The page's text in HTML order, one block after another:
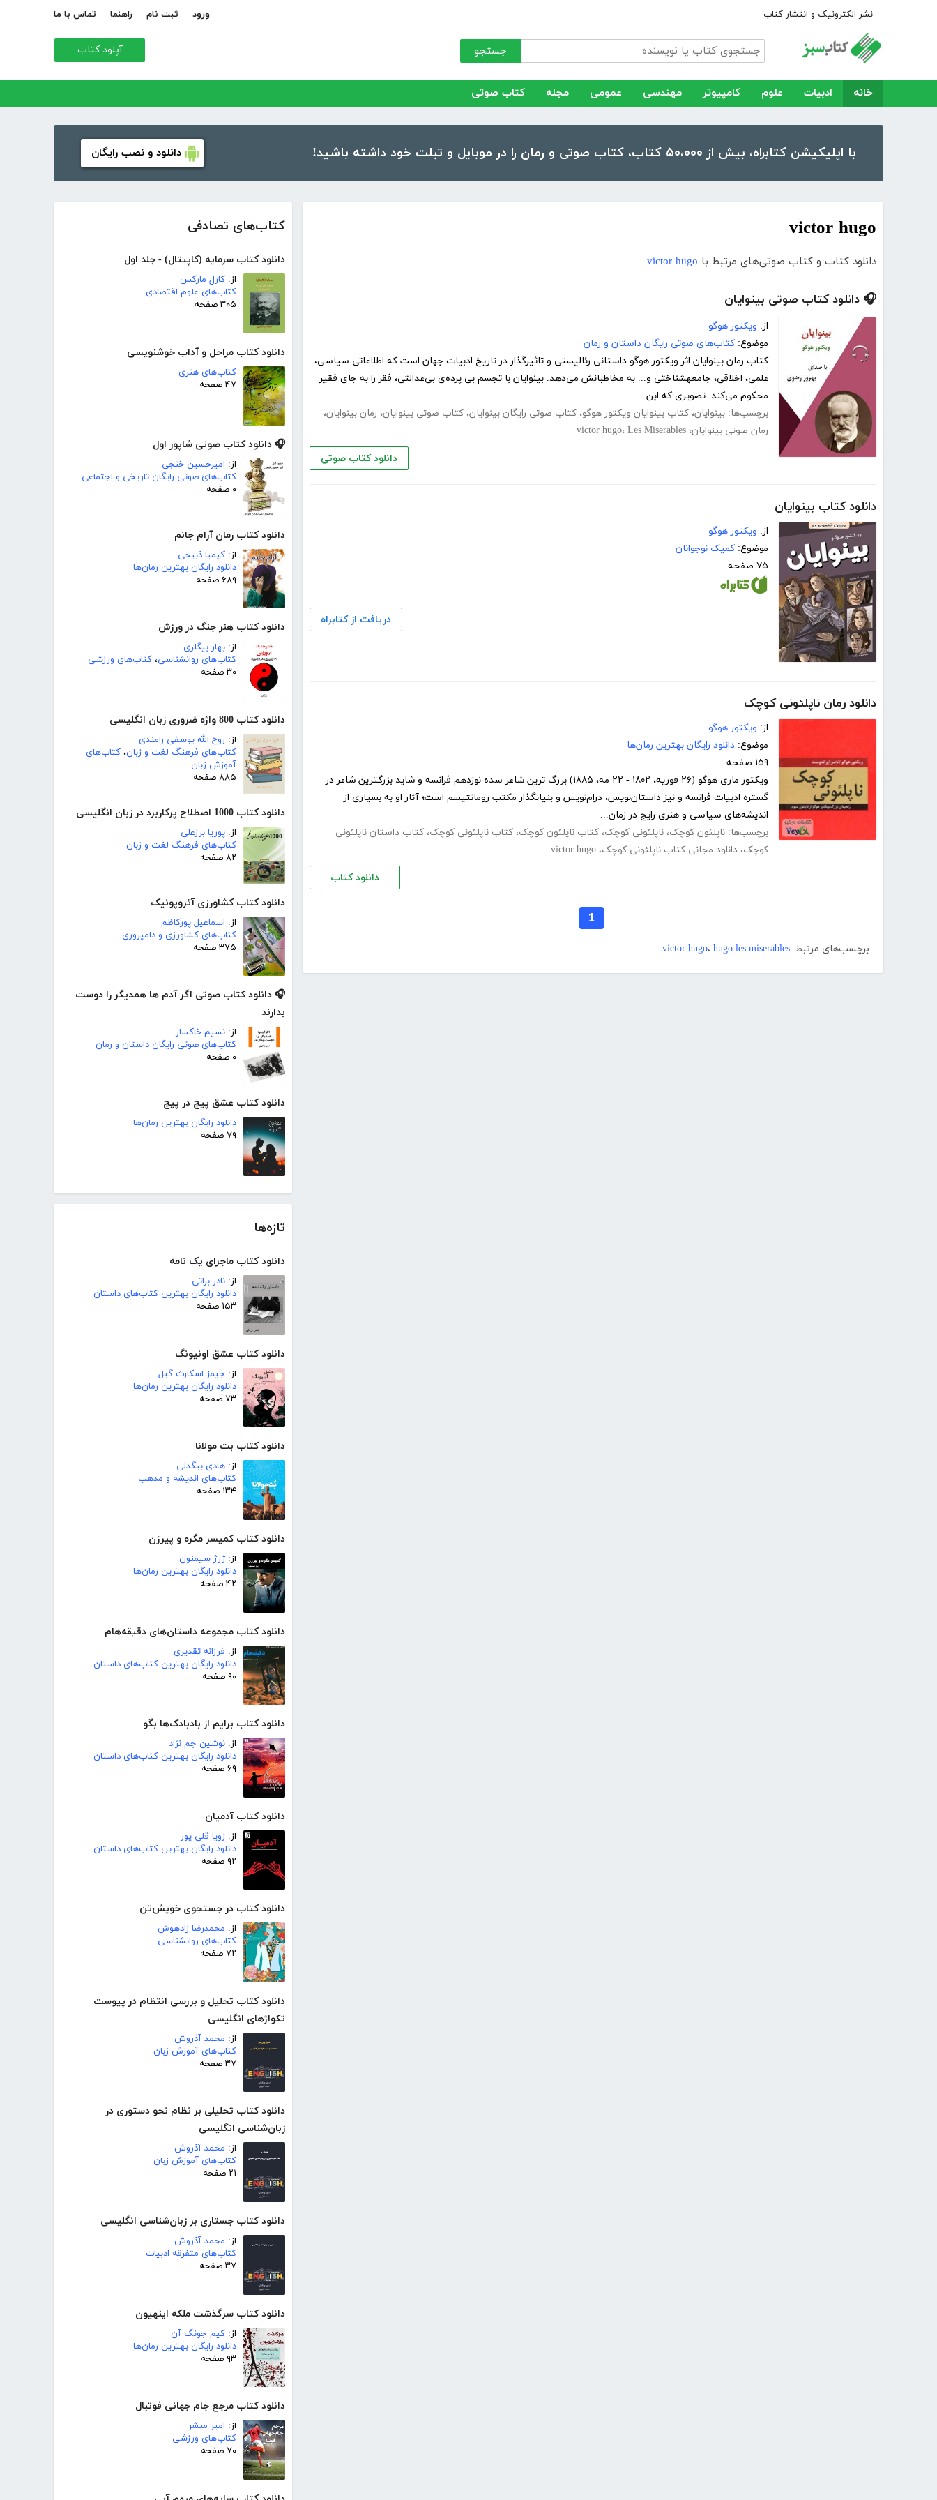
نشر الکترونیک و انتشار کتاب ورود ثبت نام راهنما تماس با ما
جستجو آپلود کتاب
خانه ادبیات علوم کامپیوتر مهندسی عمومی مجله کتاب صوتی
با اپلیکیشن کتابراه، بیش از ۵۰،۰۰۰ کتاب، کتاب صوتی و رمان را در موبایل و تبلت خود داشته باشید! دانلود و نصب رایگان
کتاب‌های تصادفی
دانلود کتاب سرمایه (کاپیتال) - جلد اول
از: کارل مارکس
کتاب‌های علوم اقتصادی
۳۰۵ صفحه
دانلود کتاب مراحل و آداب خوشنویسی
کتاب‌های هنری
۴۷ صفحه
🎧 دانلود کتاب صوتی شاپور اول
از: امیرحسین خنجی
کتاب‌های صوتی رایگان تاریخی و اجتماعی
۰ صفحه
دانلود کتاب رمان آرام جانم
از: کیمیا ذبیحی
دانلود رایگان بهترین رمان‌ها
۶۸۹ صفحه
دانلود کتاب هنر جنگ در ورزش
از: بهار بیگلری
کتاب‌های روانشناسی، کتاب‌های ورزشی
۳۰ صفحه
دانلود کتاب 800 واژه ضروری زبان انگلیسی
از: روح الله یوسفی رامندی
کتاب‌های فرهنگ لغت و زبان، کتاب‌های
آموزش زبان
۸۸۵ صفحه
دانلود کتاب 1000 اصطلاح پرکاربرد در زبان انگلیسی
از: پوریا برزعلی
کتاب‌های فرهنگ لغت و زبان
۸۲ صفحه
دانلود کتاب کشاورزی آئروپونیک
از: اسماعیل پورکاظم
کتاب‌های کشاورزی و دامپروری
۳۷۵ صفحه
🎧 دانلود کتاب صوتی اگر آدم ها همدیگر را دوست
بدارند
از: نسیم خاکسار
کتاب‌های صوتی رایگان داستان و رمان
۰ صفحه
دانلود کتاب عشق پیچ در پیچ
دانلود رایگان بهترین رمان‌ها
۷۹ صفحه
تازه‌ها
دانلود کتاب ماجرای یک نامه
از: نادر براتی
دانلود رایگان بهترین کتاب‌های داستان
۱۵۳ صفحه
دانلود کتاب عشق اونیونگ
از: جیمز اسکارث گیل
دانلود رایگان بهترین رمان‌ها
۷۳ صفحه
دانلود کتاب بت مولانا
از: هادی بیگدلی
کتاب‌های اندیشه و مذهب
۱۳۴ صفحه
دانلود کتاب کمیسر مگره و پیرزن
از:ژرژ سیمنون
دانلود رایگان بهترین رمان‌ها
۴۲ صفحه
دانلود کتاب مجموعه داستان‌های دقیقه‌هام
از: فرزانه تقدیری
دانلود رایگان بهترین کتاب‌های داستان
۹۰ صفحه
دانلود کتاب برایم از بادبادک‌ها بگو
از: نوشین جم نژاد
دانلود رایگان بهترین کتاب‌های داستان
۶۹ صفحه
دانلود کتاب آدمیان
از: زویا قلی پور
دانلود رایگان بهترین کتاب‌های داستان
۹۲ صفحه
دانلود کتاب در جستجوی خویش‌تن
از: محمدرضا زادهوش
کتاب‌های روانشناسی
۷۲ صفحه
دانلود کتاب تحلیل و بررسی انتظام در پیوست
تکواژهای انگلیسی
از: محمد آذروش
کتاب‌های آموزش زبان
۳۷ صفحه
دانلود کتاب تحلیلی بر نظام نحو دستوری در
زبان‌شناسی انگلیسی
از: محمد آذروش
کتاب‌های آموزش زبان
۲۱ صفحه
دانلود کتاب جستاری بر زبان‌شناسی انگلیسی
از: محمد آذروش
کتاب‌های متفرقه ادبیات
۳۷ صفحه
دانلود کتاب سرگذشت ملکه اینهیون
از: کیم جونگ آن
دانلود رایگان بهترین رمان‌ها
۹۳ صفحه
دانلود کتاب مرجع جام جهانی فوتبال
از: امیر مبشر
کتاب‌های ورزشی
۷۰ صفحه
victor hugo
دانلود کتاب و کتاب صوتی‌های مرتبط با victor hugo
🎧 دانلود کتاب صوتی بینوایان
از: ویکتور هوگو
موضوع: کتاب‌های صوتی رایگان داستان و رمان
کتاب رمان بینوایان اثر ویکتور هوگو داستانی رئالیستی و تاثیرگذار در تاریخ ادبیات جهان است که اطلاعاتی سیاسی،
علمی، اخلاقی، جامعه‎شناختی و... به مخاطبانش می‌دهد. بینوایان با تجسم بی پرده‌ی بی‌عدالتی، فقر را به جای فقیر
محکوم می‌کند. تصویری که این...
برچسب‌ها: بینوایان، کتاب بینوایان ویکتور هوگو، کتاب صوتی رایگان بینوایان، کتاب صوتی بینوایان، رمان بینوایان،
رمان صوتی بینوایان، victor hugo، Les Miserables
دانلود کتاب صوتی
دانلود کتاب بینوایان
از: ویکتور هوگو
موضوع: کمیک نوجوانان
۷۵ صفحه
دریافت از کتابراه
دانلود رمان ناپلئونی کوچک
از: ویکتور هوگو
موضوع: دانلود رایگان بهترین رمان‌ها
۱۵۹ صفحه
ویکتور ماری هوگو (۲۶ فوریه، ۱۸۰۲ - ۲۲ مه، ۱۸۸۵) بزرگ‌ ترین شاعر سده نوزدهم فرانسه و شاید بزرگترین شاعر در
گستره ادبیات فرانسه و نیز داستان‌نویس، درام‌نویس و بنیانگذار مکتب رومانتیسم است؛ آثار او به بسیاری از
اندیشه‌های سیاسی و هنری رایج در زمان...
برچسب‌ها: ناپلئون کوچک، ناپلئونی کوچک، کتاب ناپلئون کوچک، کتاب ناپلئونی کوچک، کتاب داستان ناپلئونی
کوچک، دانلود مجانی کتاب ناپلئونی کوچک، victor hugo
دانلود کتاب
1
برچسب‌های مرتبط: victor hugo، hugo les miserables